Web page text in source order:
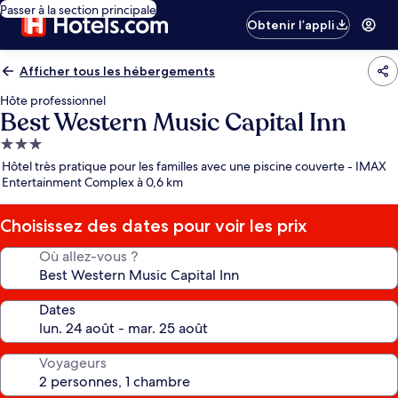
Passer à la section principale
Obtenir l’appli
Afficher tous les hébergements
Hôte professionnel
Best Western Music Capital Inn
Hébergement
3.0 étoiles
Hôtel très pratique pour les familles avec une piscine couverte - IMAX
Entertainment Complex à 0,6 km
Choisissez des dates pour voir les prix
Où allez-vous ?
Dates
Voyageurs